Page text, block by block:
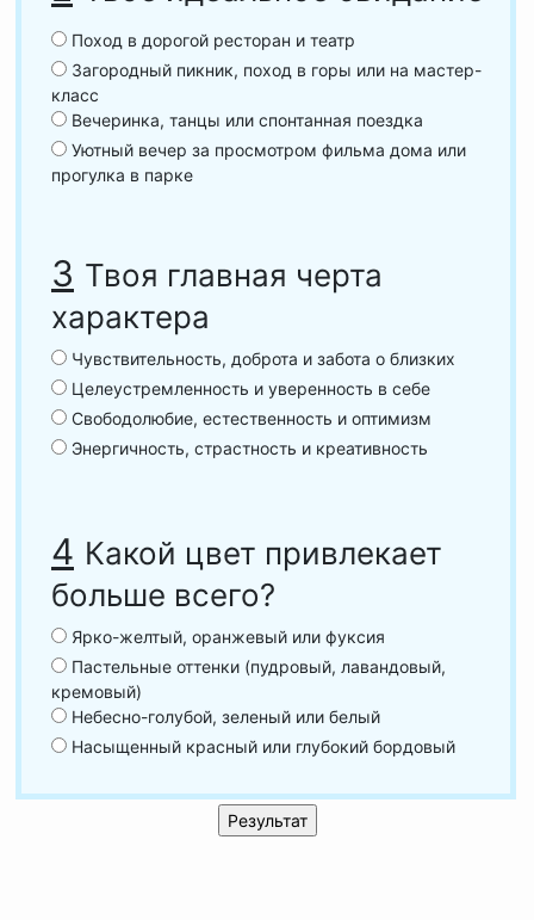
Поход в дорогой ресторан и театр
Загородный пикник, поход в горы или на мастер-
класс
Вечеринка, танцы или спонтанная поездка
Уютный вечер за просмотром фильма дома или
прогулка в парке
3 Твоя главная черта
характера
Чувствительность, доброта и забота о близких
Целеустремленность и уверенность в себе
Свободолюбие, естественность и оптимизм
Энергичность, страстность и креативность
4 Какой цвет привлекает
больше всего?
Ярко-желтый, оранжевый или фуксия
Пастельные оттенки (пудровый, лавандовый,
кремовый)
Небесно-голубой, зеленый или белый
Насыщенный красный или глубокий бордовый